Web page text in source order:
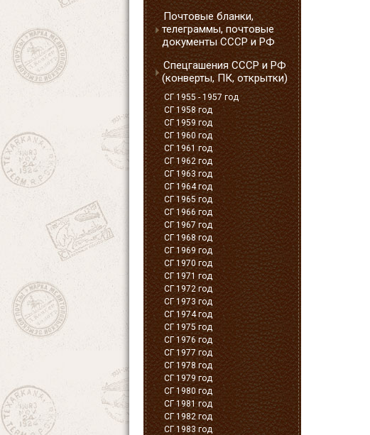
Почтовые бланки,
телеграммы, почтовые
документы СССР и РФ
Спецгашения СССР и РФ
(конверты, ПК, открытки)
СГ 1955 - 1957 год
СГ 1958 год
СГ 1959 год
СГ 1960 год
СГ 1961 год
СГ 1962 год
СГ 1963 год
СГ 1964 год
СГ 1965 год
СГ 1966 год
СГ 1967 год
СГ 1968 год
СГ 1969 год
СГ 1970 год
СГ 1971 год
СГ 1972 год
СГ 1973 год
СГ 1974 год
СГ 1975 год
СГ 1976 год
СГ 1977 год
СГ 1978 год
СГ 1979 год
СГ 1980 год
СГ 1981 год
СГ 1982 год
СГ 1983 год